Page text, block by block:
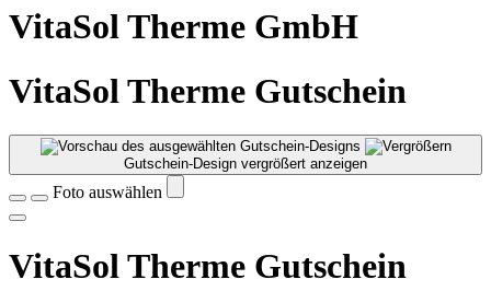
VitaSol Therme GmbH
VitaSol Therme Gutschein
Gutschein-Design vergrößert anzeigen
Foto auswählen
VitaSol Therme Gutschein